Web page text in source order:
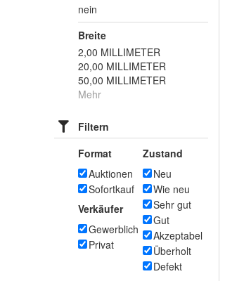
nein
Breite
2,00 MILLIMETER
20,00 MILLIMETER
50,00 MILLIMETER
Mehr
Filtern
Format
Auktionen
Sofortkauf
Verkäufer
Gewerblich
Privat
Zustand
Neu
Wie neu
Sehr gut
Gut
Akzeptabel
Überholt
Defekt